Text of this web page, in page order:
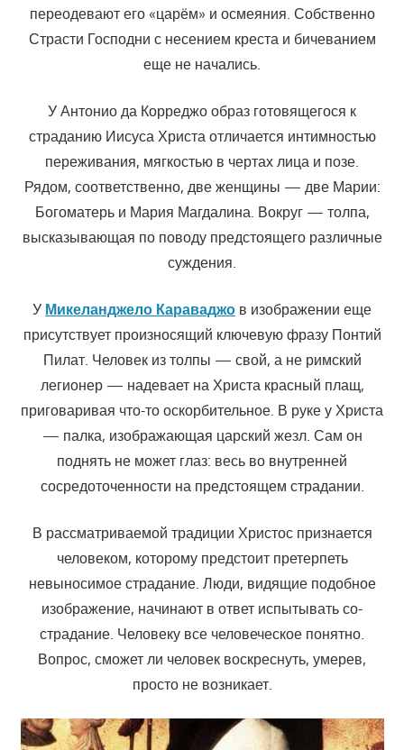
переодевают его «царём» и осмеяния. Собственно
Страсти Господни с несением креста и бичеванием
еще не начались.
У Антонио да Корреджо образ готовящегося к
страданию Иисуса Христа отличается интимностью
переживания, мягкостью в чертах лица и позе.
Рядом, соответственно, две женщины — две Марии:
Богоматерь и Мария Магдалина. Вокруг — толпа,
высказывающая по поводу предстоящего различные
суждения.
У Микеланджело Караваджо в изображении еще
присутствует произносящий ключевую фразу Понтий
Пилат. Человек из толпы — свой, а не римский
легионер — надевает на Христа красный плащ,
приговаривая что-то оскорбительное. В руке у Христа
— палка, изображающая царский жезл. Сам он
поднять не может глаз: весь во внутренней
сосредоточенности на предстоящем страдании.
В рассматриваемой традиции Христос признается
человеком, которому предстоит претерпеть
невыносимое страдание. Люди, видящие подобное
изображение, начинают в ответ испытывать со-
страдание. Человеку все человеческое понятно.
Вопрос, сможет ли человек воскреснуть, умерев,
просто не возникает.